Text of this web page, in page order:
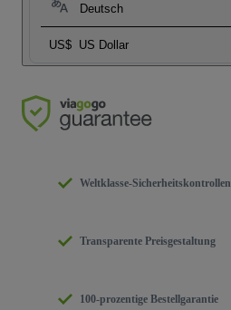
Deutsch
US$ US Dollar
Weltklasse-Sicherheitskontrollen
Transparente Preisgestaltung
100-prozentige Bestellgarantie